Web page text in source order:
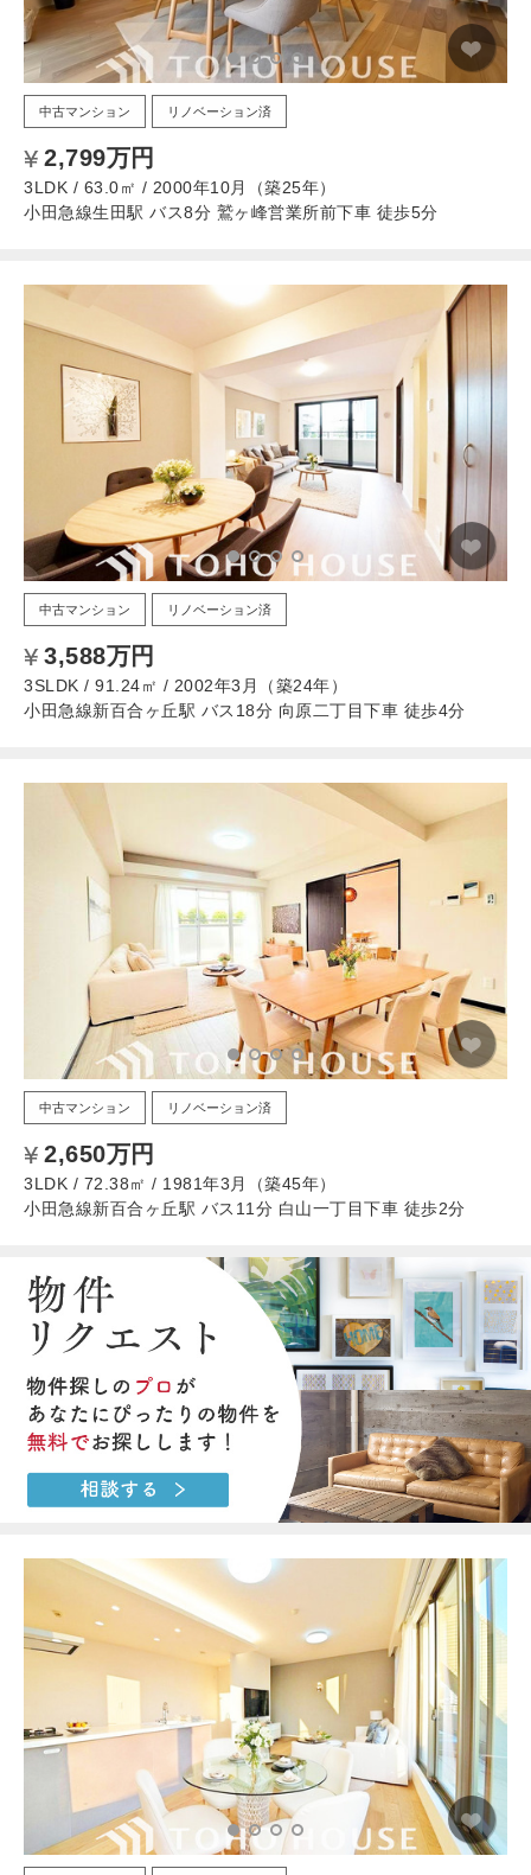
中古マンション リノベーション済
2,799万円
3LDK / 63.0㎡ / 2000年10月（築25年）
小田急線生田駅 バス8分 鷲ヶ峰営業所前下車 徒歩5分
中古マンション リノベーション済
3,588万円
3SLDK / 91.24㎡ / 2002年3月（築24年）
小田急線新百合ヶ丘駅 バス18分 向原二丁目下車 徒歩4分
中古マンション リノベーション済
2,650万円
3LDK / 72.38㎡ / 1981年3月（築45年）
小田急線新百合ヶ丘駅 バス11分 白山一丁目下車 徒歩2分